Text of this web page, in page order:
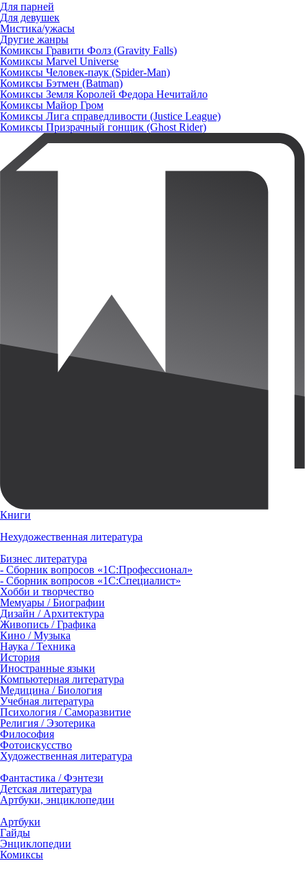
Для парней
Для девушек
Мистика/ужасы
Другие жанры
Комиксы Гравити Фолз (Gravity Falls)
Комиксы Marvel Universe
Комиксы Человек-паук (Spider-Man)
Комиксы Бэтмен (Batman)
Комиксы Земля Королей Федора Нечитайло
Комиксы Майор Гром
Комиксы Лига справедливости (Justice League)
Комиксы Призрачный гонщик (Ghost Rider)
Книги
Нехудожественная литература
Бизнес литература
- Сборник вопросов «1С:Профессионал»
- Сборник вопросов «1С:Специалист»
Хобби и творчество
Мемуары / Биографии
Дизайн / Архитектура
Живопись / Графика
Кино / Музыка
Наука / Техника
История
Иностранные языки
Компьютерная литература
Медицина / Биология
Учебная литература
Психология / Саморазвитие
Религия / Эзотерика
Философия
Фотоискусство
Художественная литература
Фантастика / Фэнтези
Детская литература
Артбуки, энциклопедии
Артбуки
Гайды
Энциклопедии
Комиксы